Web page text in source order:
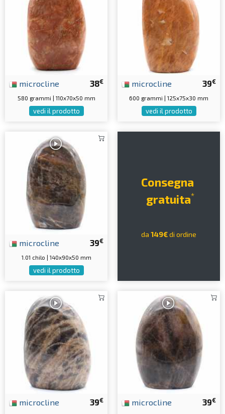
38€
microcline
580 grammi | 110x70x50 mm
vedi il prodotto
39€
microcline
600 grammi | 125x75x30 mm
vedi il prodotto
39€
microcline
1.01 chilo | 140x90x50 mm
vedi il prodotto
Consegna
gratuita*
da 149€di ordine
39€
microcline 39€
microcline